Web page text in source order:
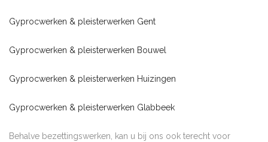
Gyprocwerken & pleisterwerken Gent
Gyprocwerken & pleisterwerken Bouwel
Gyprocwerken & pleisterwerken Huizingen
Gyprocwerken & pleisterwerken Glabbeek
Behalve bezettingswerken, kan u bij ons ook terecht voor